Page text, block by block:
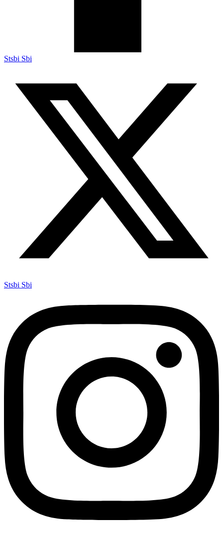
Stsbi Sbi
Stsbi Sbi